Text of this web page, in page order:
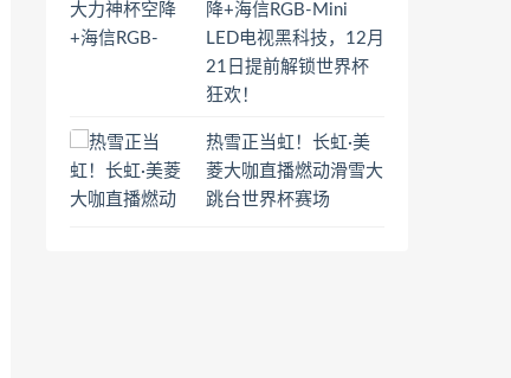
降+海信RGB-Mini
LED电视黑科技，12月
21日提前解锁世界杯
狂欢！
热雪正当虹！长虹·美
菱大咖直播燃动滑雪大
跳台世界杯赛场